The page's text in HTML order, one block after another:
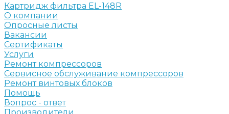
Картридж фильтра EL-148R
О компании
Опросные листы
Вакансии
Сертификаты
Услуги
Ремонт компрессоров
Сервисное обслуживание компрессоров
Ремонт винтовых блоков
Помощь
Вопрос - ответ